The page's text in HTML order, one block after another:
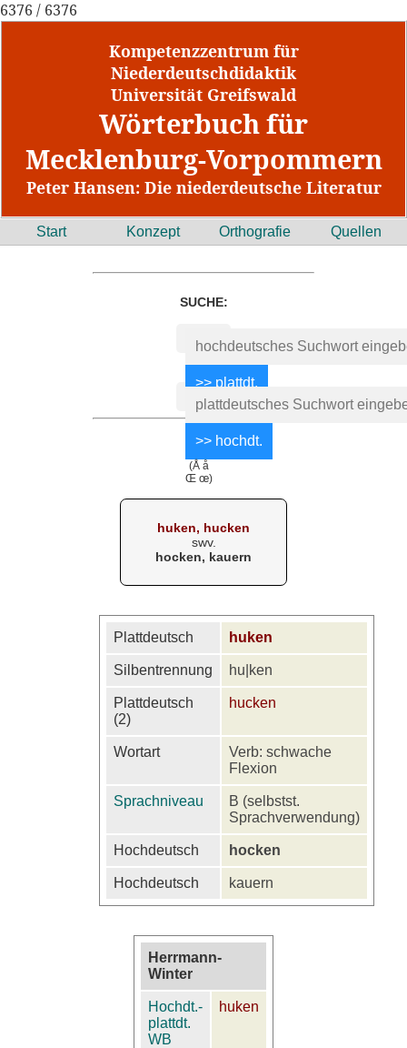
6376 / 6376
Kompetenzzentrum für
Niederdeutschdidaktik
Universität Greifswald
Wörterbuch für
Mecklenburg-Vorpommern
Peter Hansen: Die niederdeutsche Literatur
Start Konzept Orthografie Quellen
SUCHE:
(Å å
Œ œ)
huken, hucken
swv.
hocken, kauern
Plattdeutsch huken
Silbentrennung hu|ken
Plattdeutsch
(2)
hucken
Wortart
Verb: schwache
Flexion
Sprachniveau
B (selbstst.
Sprachverwendung)
Hochdeutsch hocken
Hochdeutsch kauern
Herrmann-
Winter
Hochdt.-
plattdt.
WB
huken